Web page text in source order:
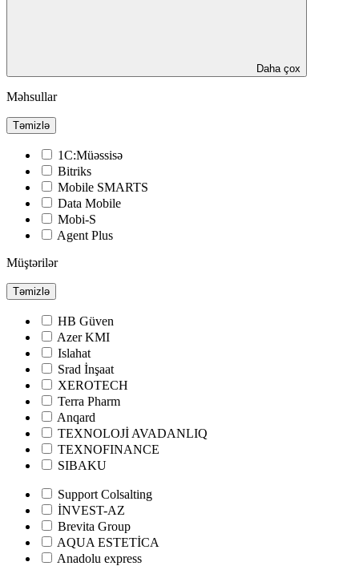
Daha çox
Məhsullar
Təmizlə
1C:Müəssisə
Bitriks
Mobile SMARTS
Data Mobile
Mobi-S
Agent Plus
Müştərilər
Təmizlə
HB Güven
Azer KMI
Islahat
Srad İnşaat
XEROTECH
Terra Pharm
Anqard
TEXNOLOJİ AVADANLIQ
TEXNOFINANCE
SIBAKU
Support Colsalting
İNVEST-AZ
Brevita Group
AQUA ESTETİCA
Anadolu express